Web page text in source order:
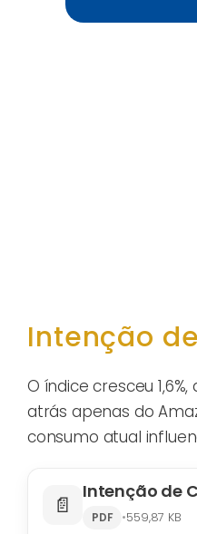
Intenção
O índice cresceu
atrás apenas do
consumo atual
📄
Intenção de
PDF •559,87 KB